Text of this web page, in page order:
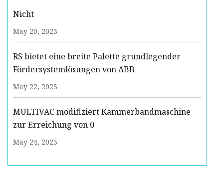
Nicht
May 20, 2023
RS bietet eine breite Palette grundlegender
Fördersystemlösungen von ABB
May 22, 2023
MULTIVAC modifiziert Kammerbandmaschine
zur Erreichung von 0
May 24, 2023